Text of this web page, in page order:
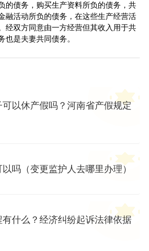
的债务，购买生产资料所负的债务，共
融活动所负的债务，在这些生产经营活
经双方同意由一方经营但其收入用于共
也是夫妻共同债务。
以休产假吗？河南省产假规定
吗（变更监护人去哪里办理）
什么？经济纠纷起诉法律依据